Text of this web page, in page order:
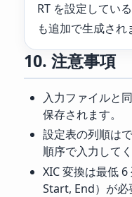
RT を設定してい
も追加で生成され
10. 注意事項
入力ファイルと
保存されます。
設定表の列順は
順序で入力してく
XIC 変換は最低
Start, End）が必